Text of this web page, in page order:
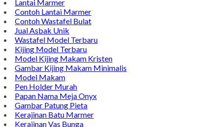
Kijing Makam
Kijing Marmer Bokoran
Model Makam Marmer
Lantai Marmer
Contoh Lantai Marmer
Contoh Wastafel Bulat
Jual Asbak Unik
Wastafel Model Terbaru
Kijing Model Terbaru
Model Kijing Makam Kristen
Gambar Kijing Makam Minimalis
Model Makam
Pen Holder Murah